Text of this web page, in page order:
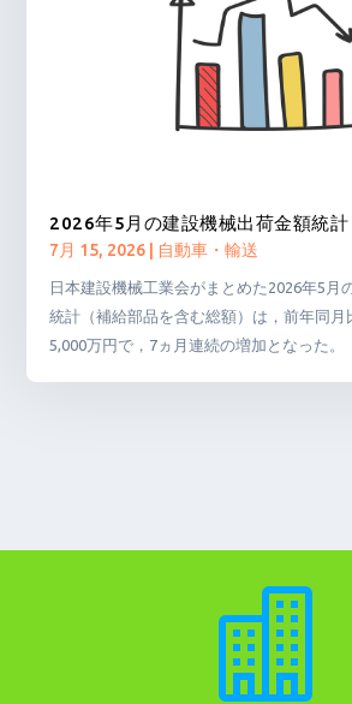
2026年5月の建設機械出荷金額統計
7月 15, 2026 自動車・輸送
日本建設機械工業会がまとめた2026年5月
統計（補給部品を含む総額）は，前年同月
5,000万円で，7ヵ月連続の増加となった。
